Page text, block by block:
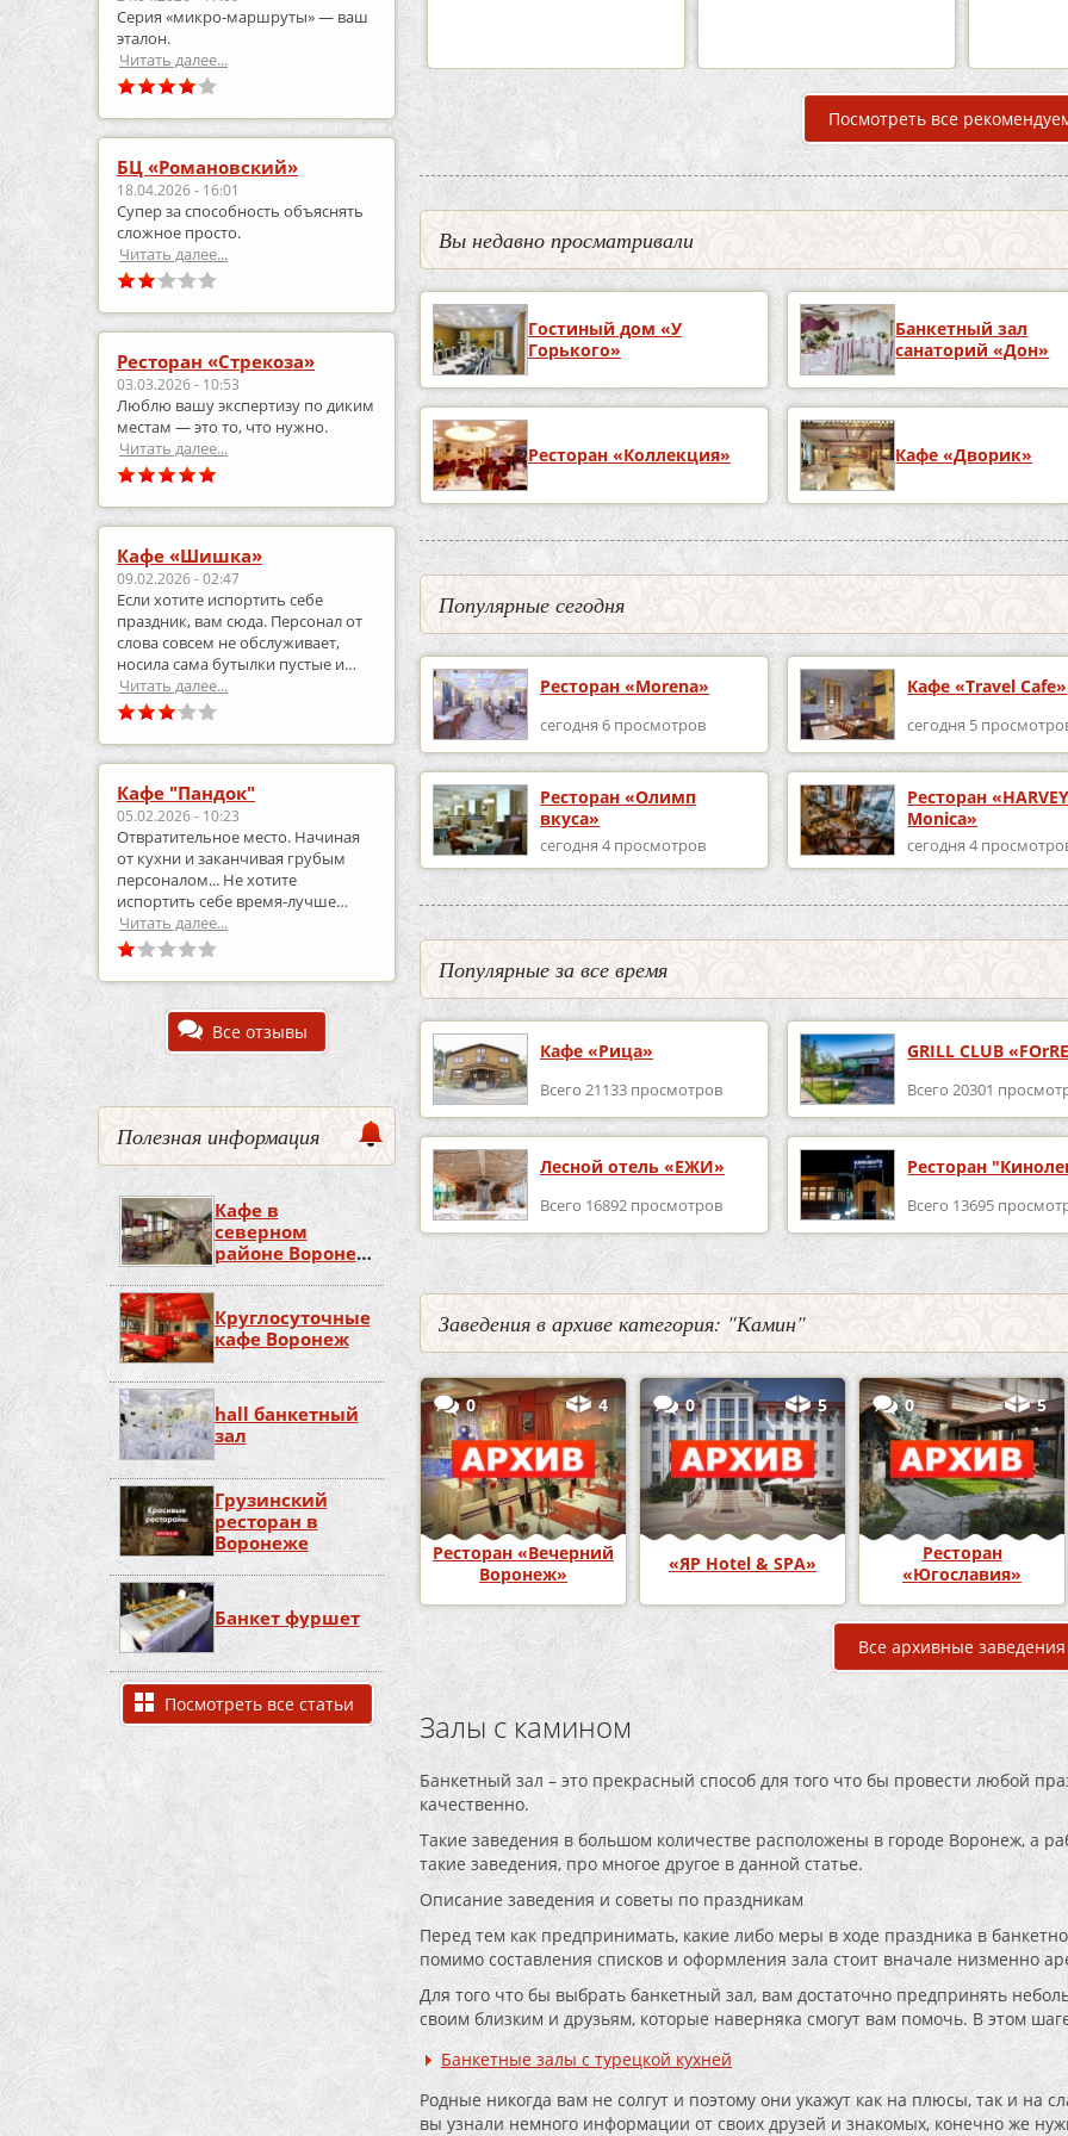
Серия «микро‑маршруты» — ваш
эталон.
Читать далее...
БЦ «Романовский»
18.04.2026 - 16:01
Супер за способность объяснять
сложное просто.
Читать далее...
Ресторан «Стрекоза»
03.03.2026 - 10:53
Люблю вашу экспертизу по диким
местам — это то, что нужно.
Читать далее...
Кафе «Шишка»
09.02.2026 - 02:47
Если хотите испортить себе
праздник, вам сюда. Персонал от
слова совсем не обслуживает,
носила сама бутылки пустые и
приносила полные.
Читать далее...
Кафе "Пандок"
05.02.2026 - 10:23
Отвратительное место. Начиная
от кухни и заканчивая грубым
персоналом... Не хотите
испортить себе время-лучше
выберите что-то другое..
Читать далее...
Все отзывы
Полезная информация
Кафе в
северном
районе Воронеж
недорого
Круглосуточные
кафе Воронеж
hall банкетный
зал
Грузинский
ресторан в
Воронеже
Банкет фуршет
Посмотреть все статьи
Посмотреть все
Вы недавно просматривали
Гостиный дом «У
Горького»
Банкетный зал
санаторий «Дон»
Ресторан «Коллекция» Кафе «Дворик»
Популярные сегодня
Ресторан «Morena»
сегодня 6 просмотров
Кафе «Travel Cafe»
сегодня 5
Ресторан «Олимп
вкуса»
сегодня 4 просмотров
Ресторан
Monica»
сегодня 4
Популярные за все время
Кафе «Рица»
Всего 21133 просмотров
GRILL CLUB
Всего 20301
Лесной отель «ЕЖИ»
Всего 16892 просмотров
Ресторан
Всего 13695
Заведения в архиве категория: "Камин"
0 4
Ресторан «Вечерний
Воронеж»
0 5
«ЯР Hotel & SPA»
0 5
Ресторан
«Югославия»
Все архивные заведения
Залы с камином
Банкетный зал – это прекрасный способ для того что бы провести любой
качественно.
Такие заведения в большом количестве расположены в городе Воронеж, а
такие заведения, про многое другое в данной статье.
Описание заведения и советы по праздникам
Перед тем как предпринимать, какие либо меры в ходе праздника в
помимо составления списков и оформления зала стоит вначале низменно
Для того что бы выбрать банкетный зал, вам достаточно предпринять
своим близким и друзьям, которые наверняка смогут вам помочь. В этом
Банкетные залы с турецкой кухней
Родные никогда вам не солгут и поэтому они укажут как на плюсы, так и на
вы узнали немного информации от своих друзей и знакомых, конечно же